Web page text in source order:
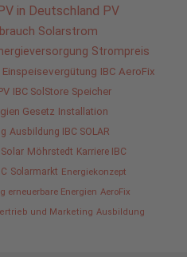
in Deutschland PV
Solarstrom
Strompreis
Einspeisevergütung IBC AeroFix
IBC SolStore Speicher
Gesetz Installation
Ausbildung IBC SOLAR
Solar Möhrstedt Karriere IBC
Solarmarkt Energiekonzept
erneuerbare Energien AeroFix
und Marketing Ausbildung